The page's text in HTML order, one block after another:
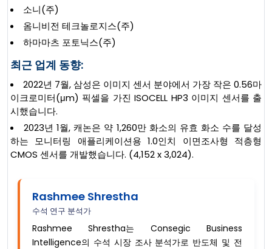
소니(주)
옴니비전 테크놀로지스(주)
하마마츠 포토닉스(주)
최근 업계 동향:
2022년 7월, 삼성은 이미지 센서 분야에서 가장 작은 0.56마
이크로미터(μm) 픽셀을 가진 ISOCELL HP3 이미지 센서를 출
시했습니다.
2023년 1월, 캐논은 약 1,260만 화소의 유효 화소 수를 달성
하는 모니터링 애플리케이션용 1.0인치 이면조사형 적층형
CMOS 센서를 개발했습니다. (4,152 x 3,024).
Rashmee Shrestha
수석 연구 분석가
Rashmee Shrestha는 Consegic Business
Intelligence의 수석 시장 조사 분석가로 반도체 및 전